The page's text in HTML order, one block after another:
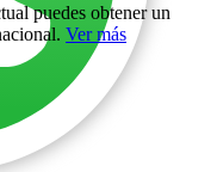
puedes obtener un
Ver más